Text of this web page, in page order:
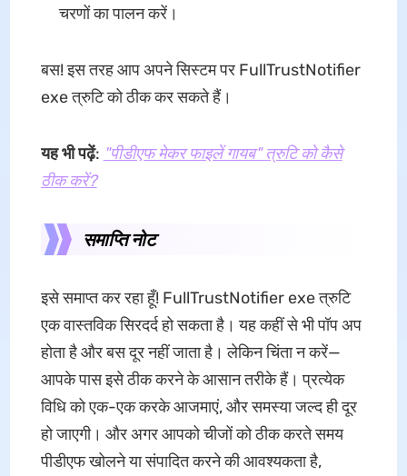
चरणों का पालन करें।
बस! इस तरह आप अपने सिस्टम पर FullTrustNotifier
exe त्रुटि को ठीक कर सकते हैं।
यह भी पढ़ें: "पीडीएफ मेकर फाइलें गायब" त्रुटि को कैसे
ठीक करें?
समाप्ति नोट
इसे समाप्त कर रहा हूँ! FullTrustNotifier exe त्रुटि
एक वास्तविक सिरदर्द हो सकता है। यह कहीं से भी पॉप अप
होता है और बस दूर नहीं जाता है। लेकिन चिंता न करें—
आपके पास इसे ठीक करने के आसान तरीके हैं। प्रत्येक
विधि को एक-एक करके आजमाएं, और समस्या जल्द ही दूर
हो जाएगी। और अगर आपको चीजों को ठीक करते समय
पीडीएफ खोलने या संपादित करने की आवश्यकता है,